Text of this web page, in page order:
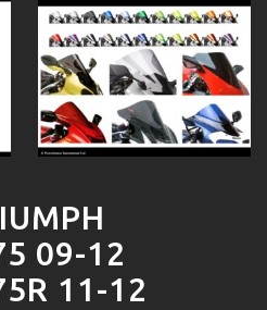
09-12
11-12